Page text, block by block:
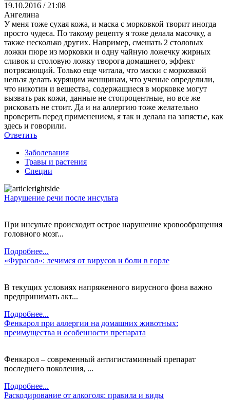
19.10.2016 / 21:08
Ангелина
У меня тоже сухая кожа, и маска с морковкой творит иногда
просто чудеса. По такому рецепту я тоже делала масочку, а
также несколько других. Например, смешать 2 столовых
ложки пюре из морковки и одну чайную ложечку жирных
сливок и столовую ложку творога домашнего, эффект
потрясающий. Только еще читала, что маски с морковкой
нельзя делать курящим женщинам, что ученые определили,
что никотин и вещества, содержащиеся в морковке могут
вызвать рак кожи, данные не стопроцентные, но все же
рисковать не стоит. Да и на аллергию тоже желательно
проверить перед применением, я так и делала на запястье, как
здесь и говорили.
Ответить
Заболевания
Травы и растения
Специи
Нарушение речи после инсульта
При инсульте происходит острое нарушение кровообращения
головного мозг...
Подробнее...
«Фурасол»: лечимся от вирусов и боли в горле
В текущих условиях напряженного вирусного фона важно
предпринимать акт...
Подробнее...
Фенкарол при аллергии на домашних животных:
преимущества и особенности препарата
Фенкарол – современный антигистаминный препарат
последнего поколения, ...
Подробнее...
Раскодирование от алкоголя: правила и виды